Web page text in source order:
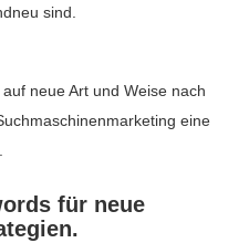
sind.
neue Art und Weise nach
eine
für neue